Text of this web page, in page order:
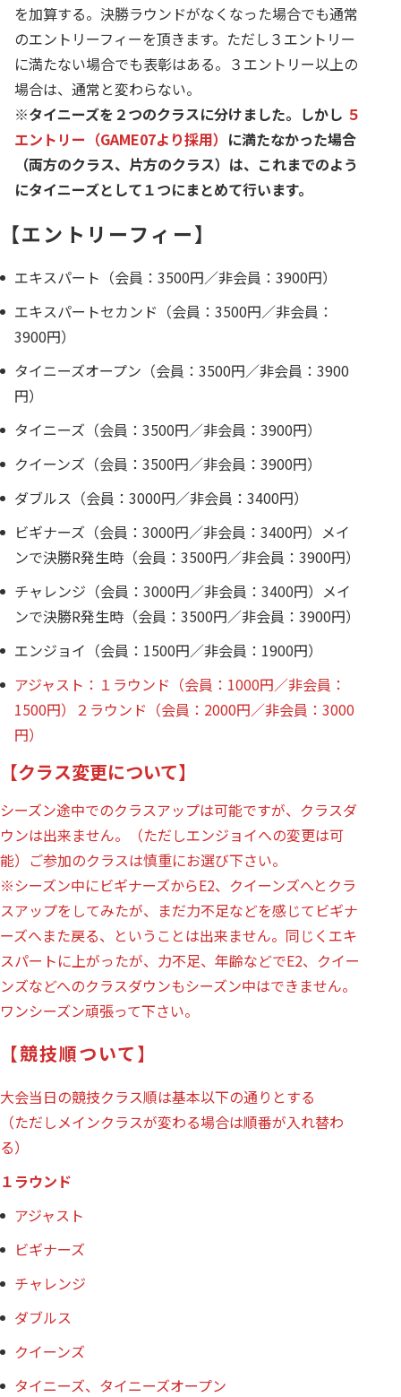
を加算する。決勝ラウンドがなくなった場合でも通常
のエントリーフィーを頂きます。ただし３エントリー
に満たない場合でも表彰はある。３エントリー以上の
場合は、通常と変わらない。
※タイニーズを２つのクラスに分けました。しかし ５
エントリー（GAME07より採用） に満たなかった場合
（両方のクラス、片方のクラス）は、これまでのよう
にタイニーズとして１つにまとめて行います。
【エントリーフィー】
エキスパート（会員：3500円／非会員：3900円）
エキスパートセカンド（会員：3500円／非会員：
3900円）
タイニーズオープン（会員：3500円／非会員：3900
円）
タイニーズ（会員：3500円／非会員：3900円）
クイーンズ（会員：3500円／非会員：3900円）
ダブルス（会員：3000円／非会員：3400円）
ビギナーズ（会員：3000円／非会員：3400円）メイ
ンで決勝R発生時（会員：3500円／非会員：3900円）
チャレンジ（会員：3000円／非会員：3400円）メイ
ンで決勝R発生時（会員：3500円／非会員：3900円）
エンジョイ（会員：1500円／非会員：1900円）
アジャスト：１ラウンド（会員：1000円／非会員：
1500円）２ラウンド（会員：2000円／非会員：3000
円）
【クラス変更について】
シーズン途中でのクラスアップは可能ですが、クラスダ
ウンは出来ません。（ただしエンジョイへの変更は可
能）ご参加のクラスは慎重にお選び下さい。
※シーズン中にビギナーズからE2、クイーンズへとクラ
スアップをしてみたが、まだ力不足などを感じてビギナ
ーズへまた戻る、ということは出来ません。同じくエキ
スパートに上がったが、力不足、年齢などでE2、クイー
ンズなどへのクラスダウンもシーズン中はできません。
ワンシーズン頑張って下さい。
【競技順ついて】
大会当日の競技クラス順は基本以下の通りとする
（ただしメインクラスが変わる場合は順番が入れ替わ
る）
１ラウンド
アジャスト
ビギナーズ
チャレンジ
ダブルス
クイーンズ
タイニーズ、タイニーズオープン